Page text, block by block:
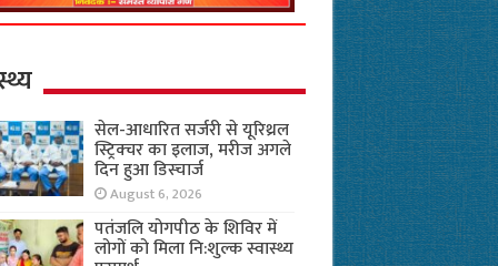
सेल-आधारित सर्जरी से यूरिथ्रल
स्ट्रिक्चर का इलाज, मरीज अगले
दिन हुआ डिस्चार्ज
August 6, 2026
पतंजलि योगपीठ के शिविर में
लोगों को मिला नि:शुल्क स्वास्थ्य